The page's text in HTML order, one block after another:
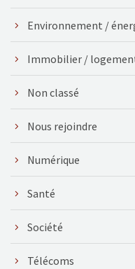
Environnement /
Immobilier /
Non classé
Nous rejoindre
Numérique
Santé
Société
Télécoms